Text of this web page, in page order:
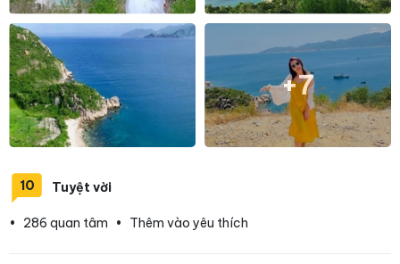
+7
10 Tuyệt vời
• 286 quan tâm • Thêm vào yêu thích